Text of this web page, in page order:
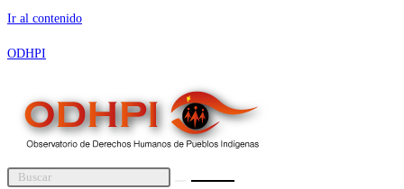
Ir al contenido
ODHPI